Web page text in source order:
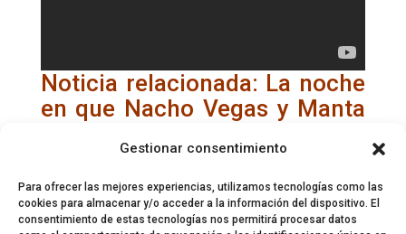
Gestionar consentimiento
Para ofrecer las mejores experiencias, utilizamos tecnologías como las
cookies para almacenar y/o acceder a la información del dispositivo. El
consentimiento de estas tecnologías nos permitirá procesar datos
Noticia relacionada: La noche
en que Nacho Vegas y Manta
(15/12/2012)